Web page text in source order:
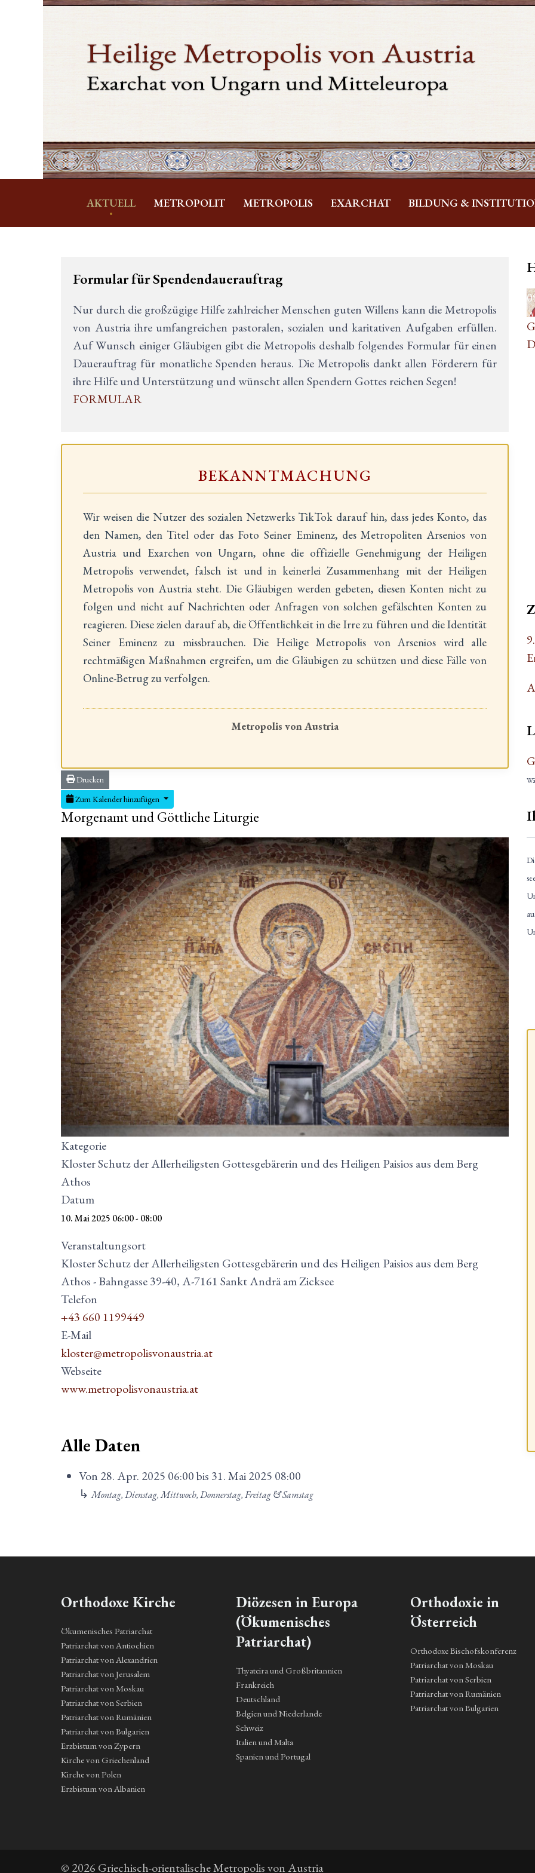
AKTUELL METROPOLIT METROPOLIS EXARCHAT BILDUNG &
Formular für Spendendauerauftrag
Nur durch die großzügige Hilfe zahlreicher Menschen guten Willens kann die Metropolis
von Austria ihre umfangreichen pastoralen, sozialen und karitativen Aufgaben erfüllen.
Auf Wunsch einiger Gläubigen gibt die Metropolis deshalb folgendes Formular für einen
Dauerauftrag für monatliche Spenden heraus. Die Metropolis dankt allen Förderern für
ihre Hilfe und Unterstützung und wünscht allen Spendern Gottes reichen Segen!
FORMULAR
BEKANNTMACHUNG
Wir weisen die Nutzer des sozialen Netzwerks TikTok darauf hin, dass jedes Konto, das
den Namen, den Titel oder das Foto Seiner Eminenz, des Metropoliten Arsenios von
Austria und Exarchen von Ungarn, ohne die offizielle Genehmigung der Heiligen
Metropolis verwendet, falsch ist und in keinerlei Zusammenhang mit der Heiligen
Metropolis von Austria steht. Die Gläubigen werden gebeten, diesen Konten nicht zu
folgen und nicht auf Nachrichten oder Anfragen von solchen gefälschten Konten zu
reagieren. Diese zielen darauf ab, die Öffentlichkeit in die Irre zu führen und die Identität
Seiner Eminenz zu missbrauchen. Die Heilige Metropolis von Arsenios wird alle
rechtmäßigen Maßnahmen ergreifen, um die Gläubigen zu schützen und diese Fälle von
Online-Betrug zu verfolgen.
Metropolis von Austria
Drucken
Zum Kalender hinzufügen
Morgenamt und Göttliche Liturgie
Kategorie
Kloster Schutz der Allerheiligsten Gottesgebärerin und des Heiligen Paisios aus dem Berg
Athos
Datum
10. Mai 2025 06:00- 08:00
Veranstaltungsort
Kloster Schutz der Allerheiligsten Gottesgebärerin und des Heiligen Paisios aus dem Berg
Athos - Bahngasse 39-40, A-7161 Sankt Andrä am Zicksee
Telefon
+43 660 1199449
E-Mail
kloster@metropolisvonaustria.at
Webseite
www.metropolisvonaustria.at
Alle Daten
Von 28. Apr. 2025 06:00bis 31. Mai 2025 08:00
↳Montag, Dienstag, Mittwoch, Donnerstag, Freitag & Samstag
Orthodoxe Kirche
Ökumenisches Patriarchat
Patriarchat von Antiochien
Patriarchat von Alexandrien
Patriarchat von Jerusalem
Patriarchat von Moskau
Patriarchat von Serbien
Patriarchat von Rumänien
Patriarchat von Bulgarien
Erzbistum von Zypern
Kirche von Griechenland
Kirche von Polen
Erzbistum von Albanien
Diözesen in Europa
(Ökumenisches
Patriarchat)
Thyateira und Großbritannien
Frankreich
Deutschland
Belgien und Niederlande
Schweiz
Italien und Malta
Spanien und Portugal
Orthodoxie in
Österreich
Orthodoxe Bischofskonferenz
Patriarchat von Moskau
Patriarchat von Serbien
Patriarchat von Rumänien
Patriarchat von Bulgarien
© 2026 Griechisch-orientalische Metropolis von Austria